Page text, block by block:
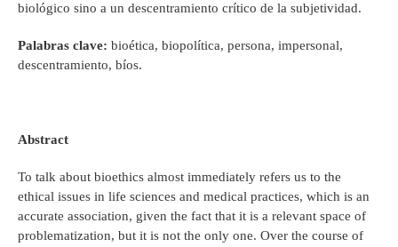
biológico sino a un descentramiento crítico de la subjetividad.
Palabras clave: bioética, biopolítica, persona, impersonal,
descentramiento, bíos.
Abstract
To talk about bioethics almost immediately refers us to the
ethical issues in life sciences and medical practices, which is an
accurate association, given the fact that it is a relevant space of
problematization, but it is not the only one. Over the course of